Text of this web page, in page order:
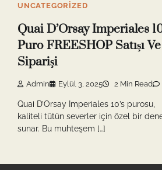
UNCATEGORIZED
Quai D’Orsay Imperiales
Puro FREESHOP Satışı Ve
Siparişi
Admin Eylül 3, 2025 2 Min Read
Quai D’Orsay Imperiales 10’s purosu,
kaliteli tütün severler için özel bir
sunar. Bu muhteşem […]